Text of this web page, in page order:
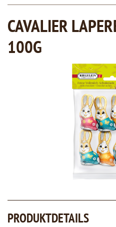
CAVALIER
100G
PRODUKTDETAILS